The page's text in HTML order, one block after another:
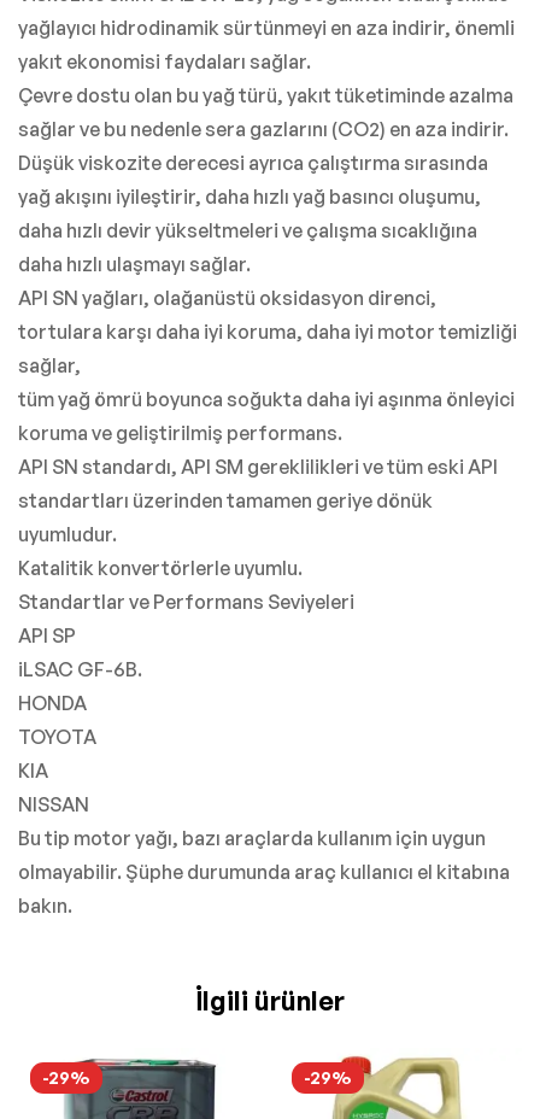
yağlayıcı hidrodinamik sürtünmeyi en aza indirir, önemli
yakıt ekonomisi faydaları sağlar.
Çevre dostu olan bu yağ türü, yakıt tüketiminde azalma
sağlar ve bu nedenle sera gazlarını (CO2) en aza indirir.
Düşük viskozite derecesi ayrıca çalıştırma sırasında
yağ akışını iyileştirir, daha hızlı yağ basıncı oluşumu,
daha hızlı devir yükseltmeleri ve çalışma sıcaklığına
daha hızlı ulaşmayı sağlar.
API SN yağları, olağanüstü oksidasyon direnci,
tortulara karşı daha iyi koruma, daha iyi motor temizliği
sağlar,
tüm yağ ömrü boyunca soğukta daha iyi aşınma önleyici
koruma ve geliştirilmiş performans.
API SN standardı, API SM gereklilikleri ve tüm eski API
standartları üzerinden tamamen geriye dönük
uyumludur.
Katalitik konvertörlerle uyumlu.
Standartlar ve Performans Seviyeleri
API SP
iLSAC GF-6B.
HONDA
TOYOTA
KIA
NISSAN
Bu tip motor yağı, bazı araçlarda kullanım için uygun
olmayabilir. Şüphe durumunda araç kullanıcı el kitabına
bakın.
İlgili ürünler
-29% -29%